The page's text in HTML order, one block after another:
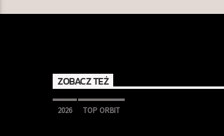
ZOBACZ TEŻ
2026 TOP ORBIT